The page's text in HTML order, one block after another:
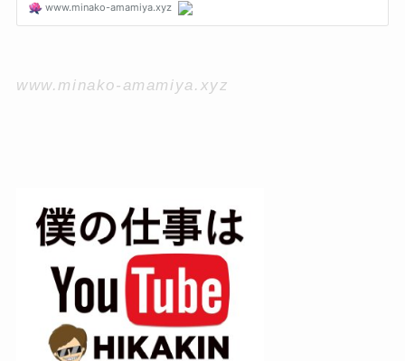
www.minako-amamiya.xyz